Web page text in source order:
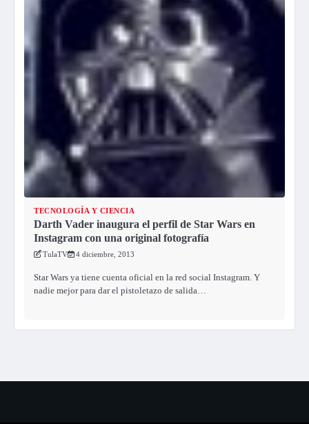
TECNOLOGÍA Y CIENCIA
Darth Vader inaugura el perfil de Star Wars en
Instagram con una original fotografía
TulaTV 4 diciembre, 2013
Star Wars ya tiene cuenta oficial en la red social Instagram. Y
nadie mejor para dar el pistoletazo de salida…